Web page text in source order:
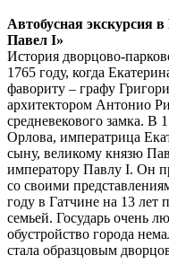
Автобусная экскурсия
Павел I»
История дворцово-
1765 году, когда
фавориту – графу
архитектором Антонио
средневекового замка. В
Орлова, императрица
сыну, великому князю
императору Павлу I. Он
со своими
году в Гатчине на 13 лет
семьей. Государь очень
обустройство города
стала образцовым